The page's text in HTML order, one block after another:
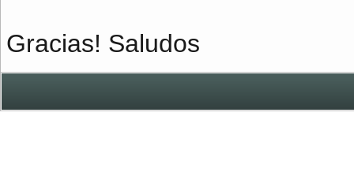
Gracias! Saludos